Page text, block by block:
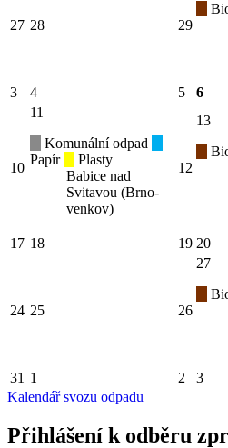
27 28 29
3 4 5 6
10
11
Komunální odpad
Papír
Plasty
Babice nad
Svitavou (Brno-
venkov)
12
13
17 18 19 20
24 25 26
27
31 1 2 3
Kalendář svozu odpadu
Přihlášení k odběru